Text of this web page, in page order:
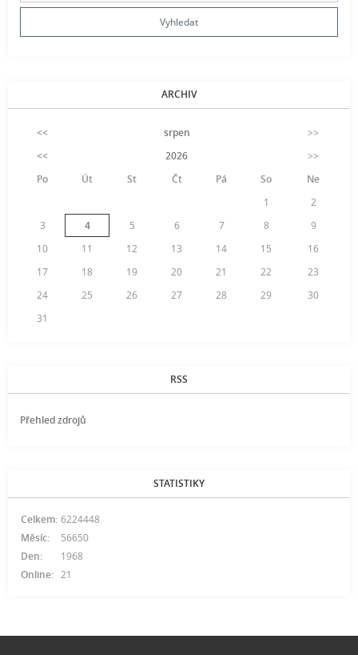
ARCHIV
<< srpen
>>
<<
2026
>>
Po
Út St Čt Pá So
Ne
1
2
3
4 5 6 7 8
9
10
11 12 13 14 15
16
17
18 19 20 21 22
23
24
25 26 27 28 29
30
31
RSS
Přehled zdrojů
STATISTIKY
Online: 21
Celkem: 6224448
Měsíc:
56650
Den:
1968